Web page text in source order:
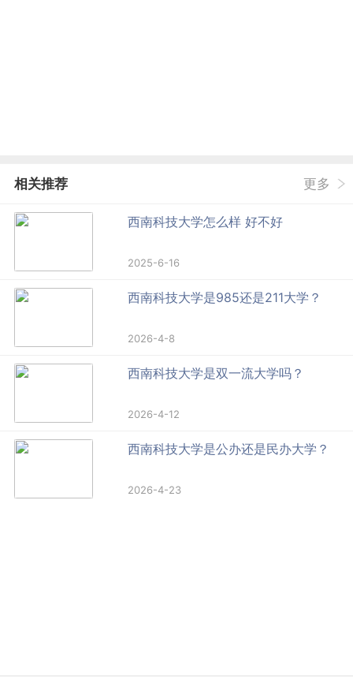
相关推荐 更多
西南科技大学怎么样 好不好
2025-6-16
西南科技大学是985还是211大学？
2026-4-8
西南科技大学是双一流大学吗？
2026-4-12
西南科技大学是公办还是民办大学？
2026-4-23